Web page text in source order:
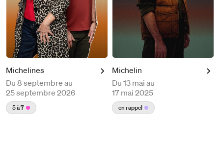
Michelines
Du 8 septembre au
25 septembre 2026
5 à 7
Michelin
Du 13 mai au
17 mai 2025
en rappel